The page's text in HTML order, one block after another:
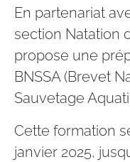
En partenariat
section Natation
propose une
BNSSA (Brevet
Sauvetage
Cette formation
janvier 2025,